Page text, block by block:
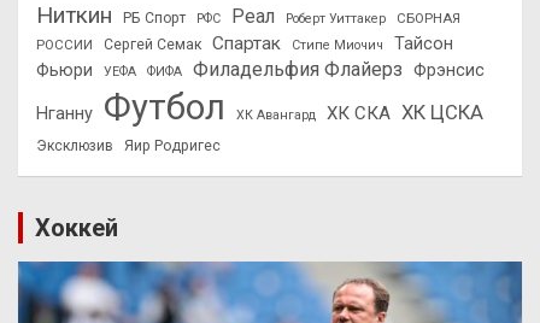
Ниткин
РБ Спорт РФС Реал Роберт Уиттакер
СБОРНАЯ
РОССИИ
Сергей Семак Спартак Стипе Миочич
Тайсон
Фьюри
УЕФА ФИФА Филадельфия Флайерз Фрэнсис
Нганну Футбол ХК Авангард ХК СКА ХК ЦСКА
Эксклюзив Яир Родригес
Хоккей